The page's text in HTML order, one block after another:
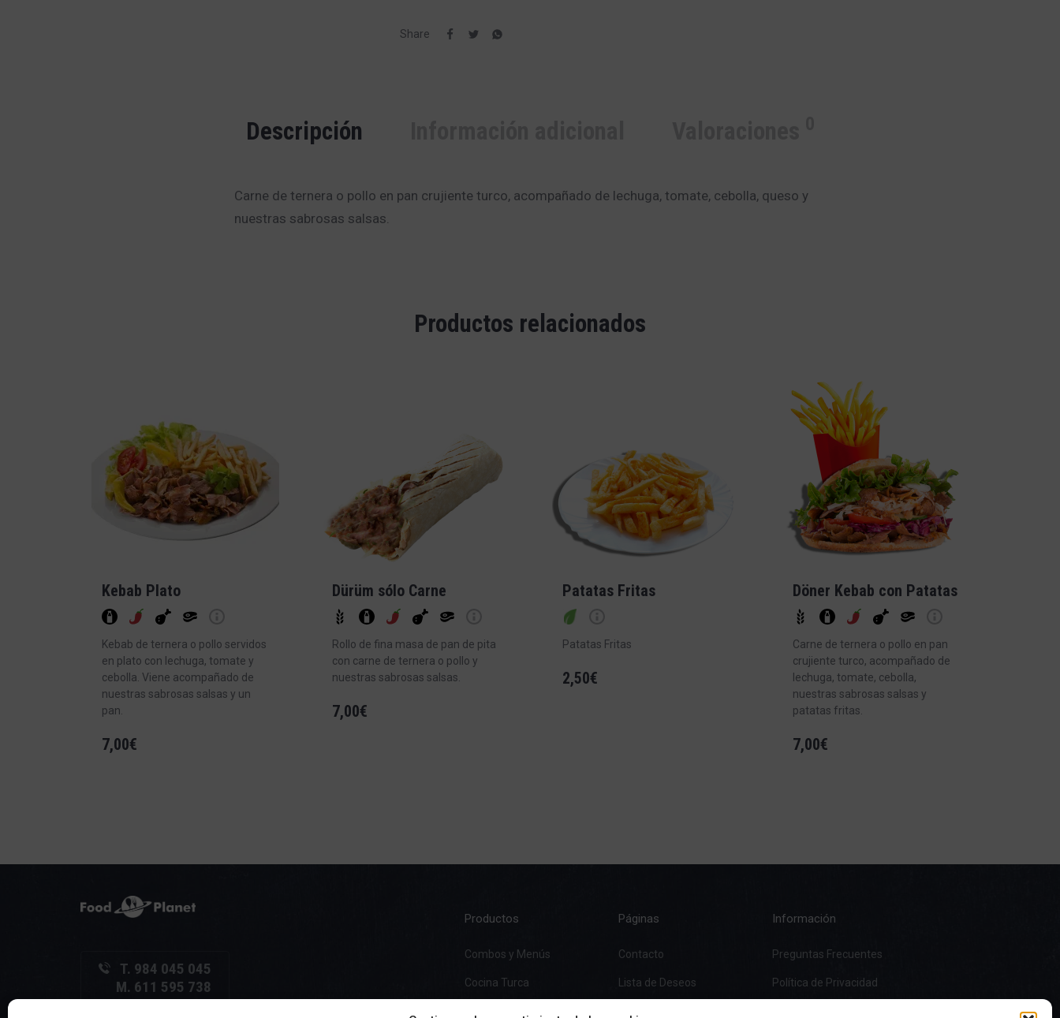
Share
Descripción
Carne de ternera o pollo en pan crujiente turco, acompañado de lechuga, tomate, cebolla, queso y
nuestras sabrosas salsas.
Productos relacionados
Kebab Plato
Kebab de ternera o pollo servidos
en plato con lechuga, tomate y
cebolla. Viene acompañado de
nuestras sabrosas salsas y un
pan.
7,00€
Dürüm sólo Carne
Rollo de fina masa de pan de pita
con carne de ternera o pollo y
nuestras sabrosas salsas.
7,00€
Patatas Fritas
Patatas Fritas
2,50€
Döner Kebab con Patatas
Carne de ternera o pollo en pan
crujiente turco, acompañado de
lechuga, tomate, cebolla,
nuestras sabrosas salsas y
patatas fritas.
7,00€
T. 984 045 045
M. 611 595 738
Productos
Combos y Menús
Cocina Turca
Páginas
Contacto
Lista de Deseos
Información
Preguntas Frecuentes
Política de Privacidad